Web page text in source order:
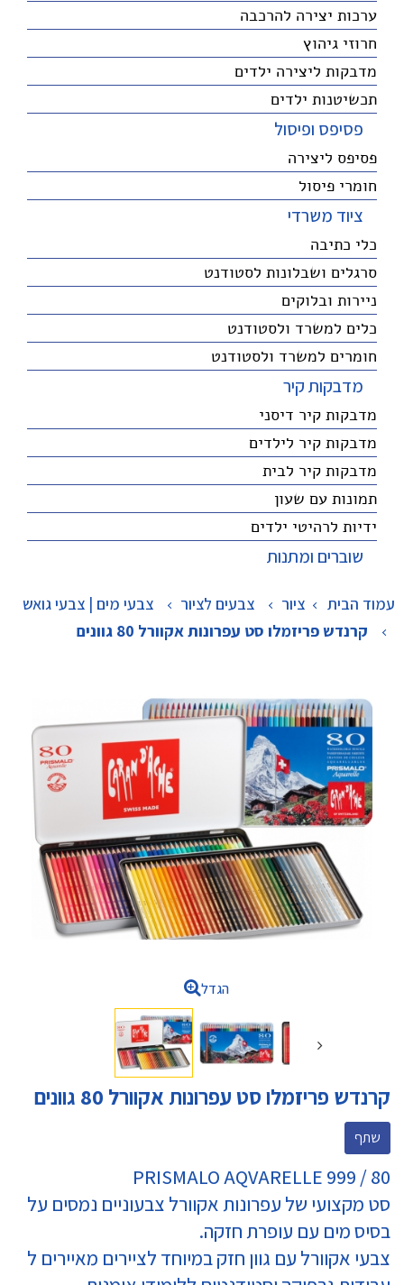
ערכות יצירה להרכבה
חרוזי גיהוץ
מדבקות ליצירה ילדים
תכשיטנות ילדים
פסיפס ופיסול
פסיפס ליצירה
חומרי פיסול
ציוד משרדי
כלי כתיבה
סרגלים ושבלונות לסטודנט
ניירות ובלוקים
כלים למשרד ולסטודנט
חומרים למשרד ולסטודנט
מדבקות קיר
מדבקות קיר דיסני
מדבקות קיר לילדים
מדבקות קיר לבית
תמונות עם שעון
ידיות לרהיטי ילדים
שוברים ומתנות
עמוד הבית ציור > צבעים לציור > צבעי מים | צבעי גואש
> קרנדש פריזמלו סט עפרונות אקוורל 80 גוונים
הגדל
קרנדש פריזמלו סט עפרונות אקוורל 80 גוונים
שתף
PRISMALO AQVARELLE 999 / 80
סט מקצועי של עפרונות אקוורל צבעוניים נמסים על
בסיס מים עם עופרת חזקה.
צבעי אקוורל עם גוון חזק במיוחד לציירים מאיירים ל